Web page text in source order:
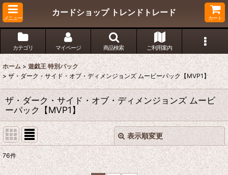
メニュー
カードショップ トレンドトレード
カート
カテゴリ マイページ 商品検索 ご利用案内
ホーム > 遊戯王 特別パック
> ザ・ダーク・サイド・オブ・ディメンジョンズ ムービーパック【MVP1】
ザ・ダーク・サイド・オブ・ディメンジョンズ ムービ
ーパック【MVP1】
表示順変更
表示数:
閉じる
76件